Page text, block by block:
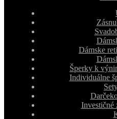
Dámske
Šperky k
Individuálne
Investičné